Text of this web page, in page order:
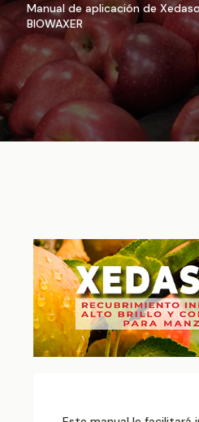
Manual de aplicación de
BIOWAXER